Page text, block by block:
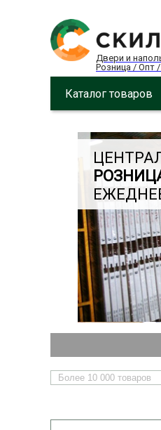
Двери и
Розница / Опт
Каталог товаров
НАШИ
ДВЕРЕЙ